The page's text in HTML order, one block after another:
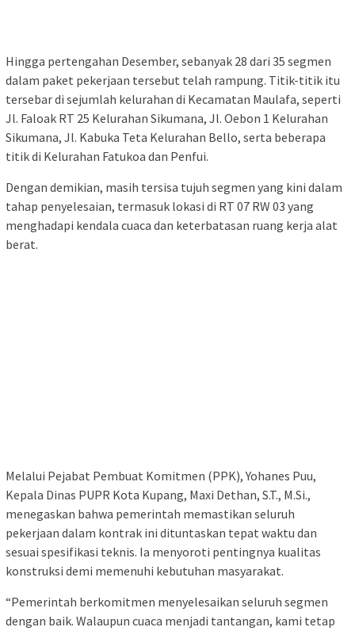
Hingga pertengahan Desember, sebanyak 28 dari 35 segmen
dalam paket pekerjaan tersebut telah rampung. Titik-titik itu
tersebar di sejumlah kelurahan di Kecamatan Maulafa, seperti
Jl. Faloak RT 25 Kelurahan Sikumana, Jl. Oebon 1 Kelurahan
Sikumana, Jl. Kabuka Teta Kelurahan Bello, serta beberapa
titik di Kelurahan Fatukoa dan Penfui.
Dengan demikian, masih tersisa tujuh segmen yang kini dalam
tahap penyelesaian, termasuk lokasi di RT 07 RW 03 yang
menghadapi kendala cuaca dan keterbatasan ruang kerja alat
berat.
Melalui Pejabat Pembuat Komitmen (PPK), Yohanes Puu,
Kepala Dinas PUPR Kota Kupang, Maxi Dethan, S.T., M.Si.,
menegaskan bahwa pemerintah memastikan seluruh
pekerjaan dalam kontrak ini dituntaskan tepat waktu dan
sesuai spesifikasi teknis. Ia menyoroti pentingnya kualitas
konstruksi demi memenuhi kebutuhan masyarakat.
“Pemerintah berkomitmen menyelesaikan seluruh segmen
dengan baik. Walaupun cuaca menjadi tantangan, kami tetap